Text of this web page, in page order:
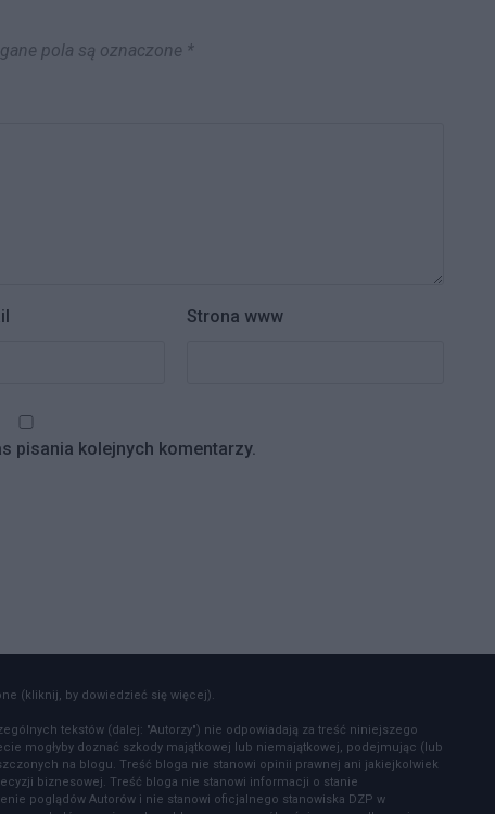
pola są oznaczone *
Strona www
pisania kolejnych komentarzy.
(kliknij, by dowiedzieć się więcej).
tekstów (dalej: "Autorzy") nie odpowiadają za treść niniejszego
mogłyby doznać szkody majątkowej lub niemajątkowej, podejmując (lub
na blogu. Treść bloga nie stanowi opinii prawnej ani jakiejkolwiek
biznesowej. Treść bloga nie stanowi informacji o stanie
poglądów Autorów i nie stanowi oficjalnego stanowiska DZP w